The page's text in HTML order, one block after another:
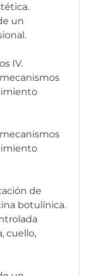
un
IV.
de
botulínica.
cuello,